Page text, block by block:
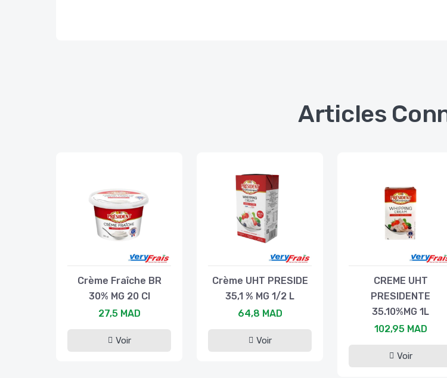
Articles
Crème Fraîche BR
30% MG 20 Cl
27,5 MAD
Voir
Crème UHT PRESIDE
35,1 % MG 1/2 L
64,8 MAD
Voir
CREME UHT
PRESIDENTE
35.10%MG 1L
102,95 MAD
Voir